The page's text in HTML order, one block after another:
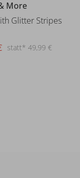
More
Glitter Stripes
statt* 49,99 €